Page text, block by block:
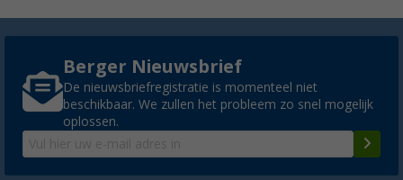
Berger Nieuwsbrief
De nieuwsbriefregistratie is momenteel niet
beschikbaar. We zullen het probleem zo snel mogelijk
oplossen.